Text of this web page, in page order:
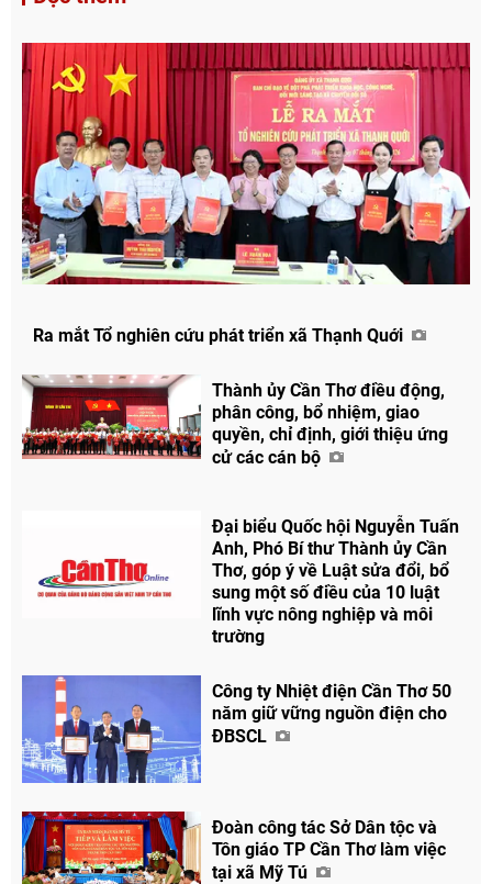
Facebook
Ra mắt Tổ nghiên cứu phát triển xã Thạnh Quới
Thành ủy Cần Thơ điều động,
phân công, bổ nhiệm, giao
quyền, chỉ định, giới thiệu ứng
cử các cán bộ
Đại biểu Quốc hội Nguyễn Tuấn
Anh, Phó Bí thư Thành ủy Cần
Thơ, góp ý về Luật sửa đổi, bổ
sung một số điều của 10 luật
lĩnh vực nông nghiệp và môi
trường
Công ty Nhiệt điện Cần Thơ 50
năm giữ vững nguồn điện cho
ĐBSCL
Đoàn công tác Sở Dân tộc và
Tôn giáo TP Cần Thơ làm việc
tại xã Mỹ Tú